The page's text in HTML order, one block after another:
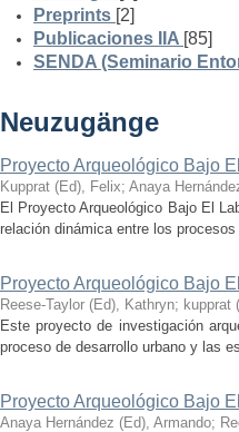
Preprints [2]
Publicaciones IIA [85]
SENDA (Seminario
Neuzugänge
Proyecto Arqueológico Bajo
Kupprat (Ed), Felix; Anaya
El Proyecto Arqueológico Bajo El
relación dinámica entre los
Proyecto Arqueológico Bajo
Reese-Taylor (Ed), Kathryn; kupprat
Este proyecto de investigación
proceso de desarrollo urbano y las
Proyecto Arqueológico Bajo
Anaya Hernández (Ed), Armando;